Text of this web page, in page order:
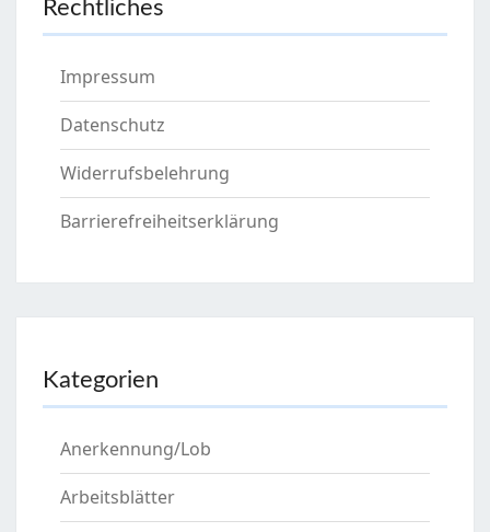
Rechtliches
Impressum
Datenschutz
Widerrufsbelehrung
Barrierefreiheitserklärung
Kategorien
Anerkennung/Lob
Arbeitsblätter